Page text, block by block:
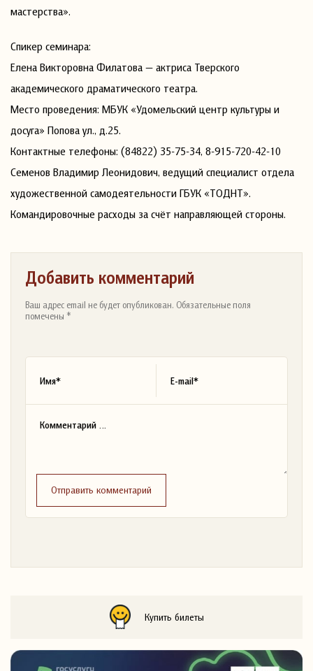
мастерства».
Спикер семинара:
Елена Викторовна Филатова — актриса Тверского
академического драматического театра.
Место проведения: МБУК «Удомельский центр культуры и
досуга» Попова ул., д.25.
Контактные телефоны: (84822) 35-75-34, 8-915-720-42-10
Семенов Владимир Леонидович, ведущий специалист отдела
художественной самодеятельности ГБУК «ТОДНТ».
Командировочные расходы за счёт направляющей стороны.
Добавить комментарий
Ваш адрес email не будет опубликован. Обязательные поля
помечены *
Отправить комментарий
Купить билеты